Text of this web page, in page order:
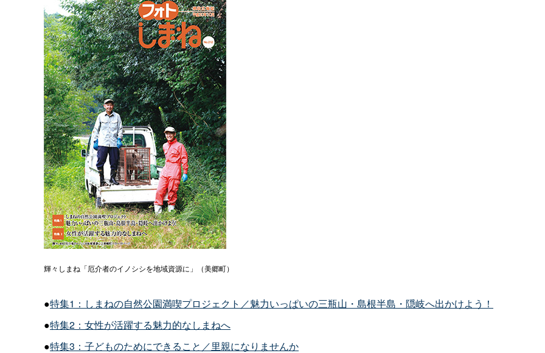
輝々しまね「厄介者のイノシシを地域資源に」（美郷町）
●特集1：しまねの自然公園満喫プロジェクト／魅力いっぱいの三瓶山・島根半島・隠岐へ出かけよう！
●特集2：女性が活躍する魅力的なしまねへ
●特集3：子どものためにできること／里親になりませんか